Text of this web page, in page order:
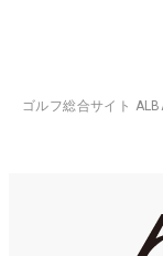
ゴルフ総合サイト